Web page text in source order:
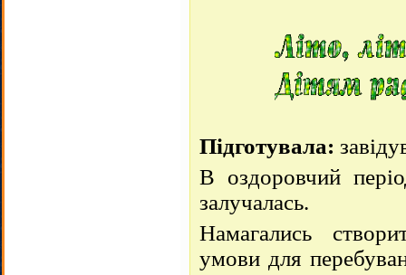
Підготувала:
В оздоровчий
залучалась.
Намагались
умови для перебув